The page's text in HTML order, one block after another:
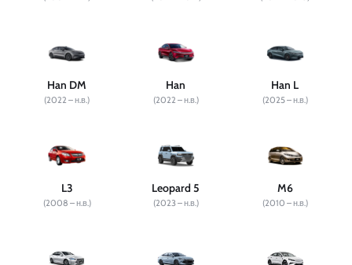
Han DM
(2022 – н.в.)
Han
(2022 – н.в.)
Han L
(2025 – н.в.)
L3
(2008 – н.в.)
Leopard 5
(2023 – н.в.)
M6
(2010 – н.в.)